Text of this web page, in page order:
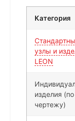
Категория
узлы и
LEON
изделия (по
чертежу)